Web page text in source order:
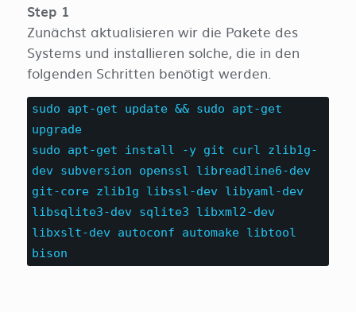
Step 1
Zunächst aktualisieren wir die Pakete des
Systems und installieren solche, die in den
folgenden Schritten benötigt werden.
sudo apt-get update && sudo apt-get
upgrade
sudo apt-get install -y git curl zlib1g-
dev subversion openssl libreadline6-dev
git-core zlib1g libssl-dev libyaml-dev
libsqlite3-dev sqlite3 libxml2-dev
libxslt-dev autoconf automake libtool
bison